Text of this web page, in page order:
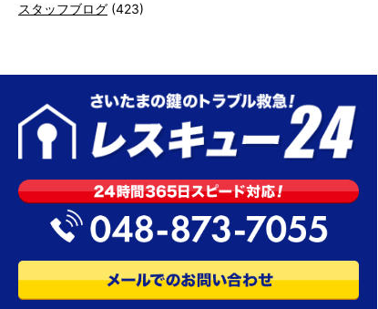
スタッフブログ (423)